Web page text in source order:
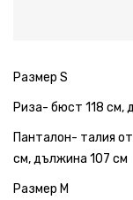
Размер S
Риза- бюст 118 см,
Панталон- талия
см, дължина 107 см
Размер M